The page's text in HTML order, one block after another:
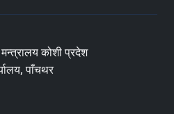
कोशी प्रदेश
पाँचथर